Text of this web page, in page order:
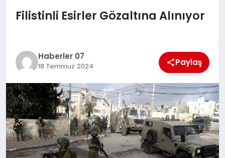
YAŞAM
TEKNOLOJI
EĞITIM
MAGAZIN
DIĞER
Filistinli Esirler Gözaltına Alınıyor
Haberler 07
18 Temmuz 2024 Paylaş